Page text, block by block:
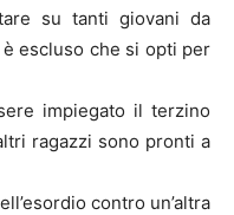
su tanti giovani da
escluso che si opti per
impiegato il terzino
ragazzi sono pronti a
contro un’altra